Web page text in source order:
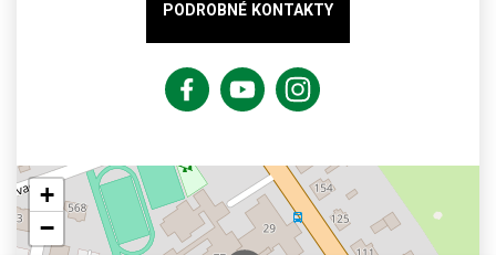
PODROBNÉ KONTAKTY
+
−